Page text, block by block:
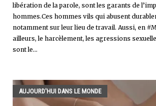
libération de la parole, sont les garants de
hommes.Ces hommes vils qui abusent
notamment sur leur lieu de travail. Aussi, en
ailleurs, le harcèlement, les agressions
sont le...
AUJOURD'HUI DANS LE MONDE